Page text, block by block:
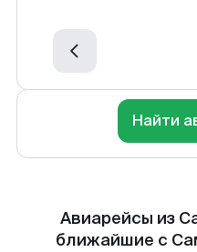
Найти
Авиарейсы из
ближайшие с